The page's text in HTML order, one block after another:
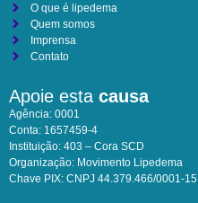
O que é lipedema
Quem somos
Imprensa
Contato
Apoie esta causa
Agência: 0001
Conta: 1657459-4
Instituição: 403 – Cora SCD
Organização: Movimento Lipedema
Chave PIX: CNPJ 44.379.466/0001-15